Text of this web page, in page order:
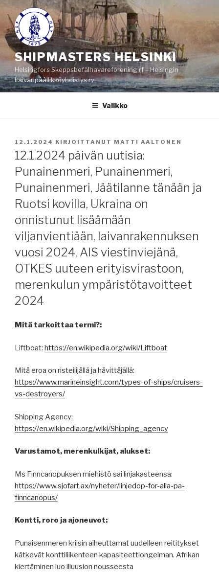
Siirry
sisältöön
SHIPMASTERS HELSINKI
Helsingfors Skeppsbefälhavareförening rf – Helsingin
Laivanpäällikköyhdistys ry
Valikko
JULKAISTU
12.1.2024 KIRJOITTANUT MATTI AALTONEN
12.1.2024 päivän uutisia:
Punainenmeri, Punainenmeri,
Punainenmeri, Jäätilanne tänään ja
Ruotsi kovilla, Ukraina on
onnistunut lisäämään
viljanvientiään, laivanrakennuksen
vuosi 2024, AIS viestinviejänä,
OTKES uuteen erityisvirastoon,
merenkulun ympäristötavoitteet
2024
Mitä tarkoittaa termi?:
Liftboat: https://en.wikipedia.org/wiki/Liftboat
Mitä eroa on risteilijällä ja hävittäjällä:
https://www.marineinsight.com/types-of-ships/cruisers-
vs-destroyers/
Shipping Agency:
https://en.wikipedia.org/wiki/Shipping_agency
Varustamot, merenkulkijat, alukset:
Ms Finncanopuksen miehistö sai linjakasteensa:
https://www.sjofart.ax/nyheter/linjedop-for-alla-pa-
finncanopus/
Kontti, roro ja ajoneuvot:
Punaisenmeren kriisin aiheuttamat uudelleen reititykset
kätkevät konttiliikenteen kapasiteettiongelman. Afrikan
kiertäminen luo illuusion nousseesta